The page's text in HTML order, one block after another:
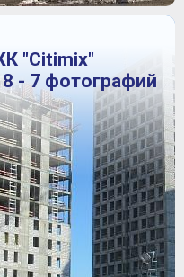
"Citimix"
- 7 фотографий